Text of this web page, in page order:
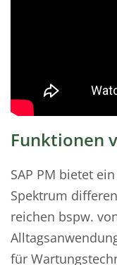
Funktionen
SAP PM bietet
Spektrum
reichen bspw.
für